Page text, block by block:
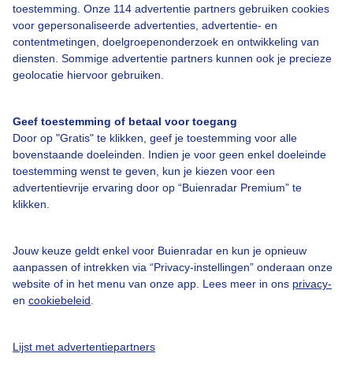
toestemming. Onze 114 advertentie partners gebruiken cookies
voor gepersonaliseerde advertenties, advertentie- en
contentmetingen, doelgroepenonderzoek en ontwikkeling van
diensten. Sommige advertentie partners kunnen ook je precieze
geolocatie hiervoor gebruiken.
Geef toestemming of betaal voor toegang
Door op "Gratis" te klikken, geef je toestemming voor alle
bovenstaande doeleinden. Indien je voor geen enkel doeleinde
toestemming wenst te geven, kun je kiezen voor een
advertentievrije ervaring door op “Buienradar Premium” te
klikken.
Jouw keuze geldt enkel voor Buienradar en kun je opnieuw
aanpassen of intrekken via “Privacy-instellingen” onderaan onze
website of in het menu van onze app. Lees meer in ons privacy-
en cookiebeleid
Lijst met advertentiepartners
Over Buienradar
Bedrijfsgegevens
Contact
Toegankelijkheid
Gebruikersvoorwaarden
Adverteren
Privacy beleid
Cookie beleid